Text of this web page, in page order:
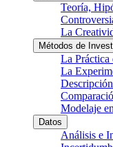
Teoría,
La
Métodos de
La Práctica
La
Modelaje
Datos
Análisis e